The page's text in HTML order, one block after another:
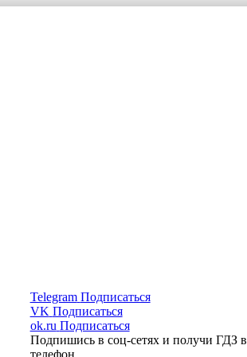
Telegram Подписаться
VK Подписаться
ok.ru Подписаться
Подпишись в соц-сетях и получи ГДЗ в
телефон